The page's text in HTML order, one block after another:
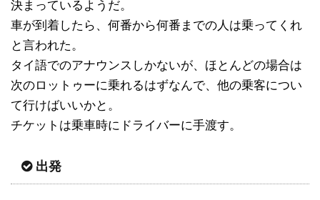
決まっているようだ。
車が到着したら、何番から何番までの人は乗ってくれ
と言われた。
タイ語でのアナウンスしかないが、ほとんどの場合は
次のロットゥーに乗れるはずなんで、他の乗客につい
て行けばいいかと。
チケットは乗車時にドライバーに手渡す。
出発